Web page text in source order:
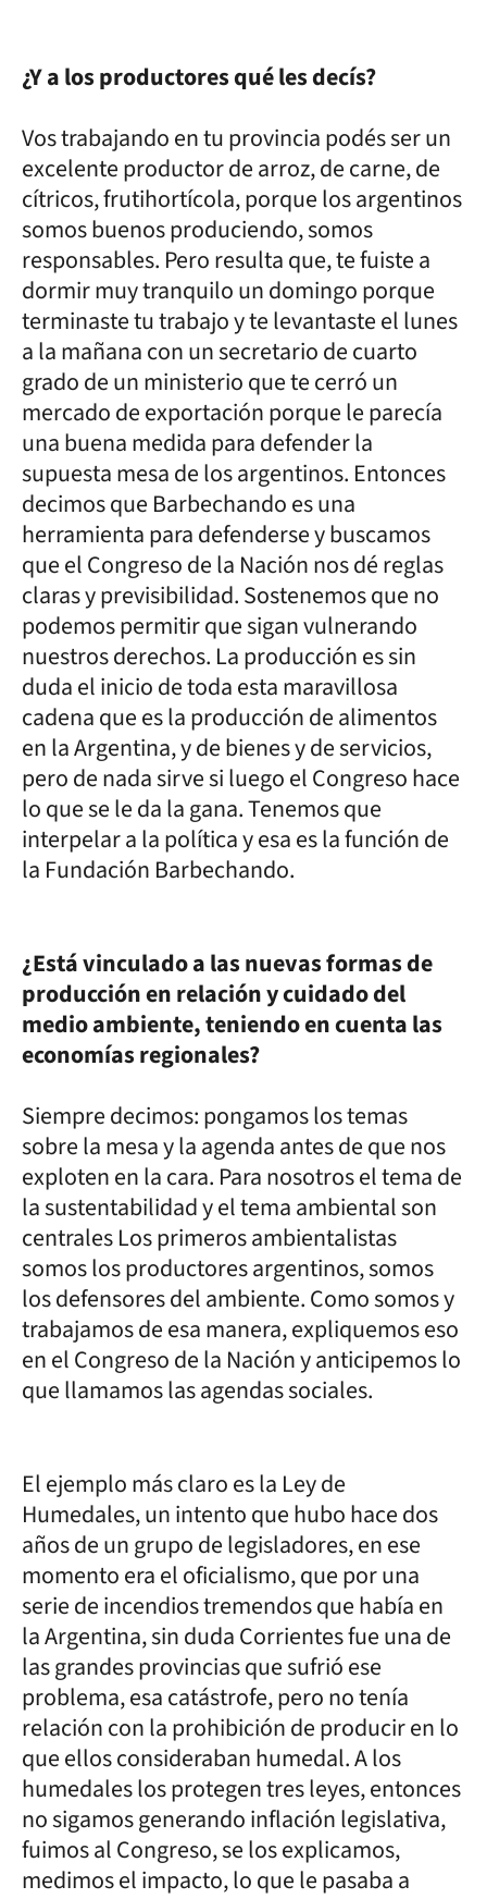
¿Y a los productores qué les decís?
Vos trabajando en tu provincia podés ser un
excelente productor de arroz, de carne, de
cítricos, frutihortícola, porque los argentinos
somos buenos produciendo, somos
responsables. Pero resulta que, te fuiste a
dormir muy tranquilo un domingo porque
terminaste tu trabajo y te levantaste el lunes
a la mañana con un secretario de cuarto
grado de un ministerio que te cerró un
mercado de exportación porque le parecía
una buena medida para defender la
supuesta mesa de los argentinos. Entonces
decimos que Barbechando es una
herramienta para defenderse y buscamos
que el Congreso de la Nación nos dé reglas
claras y previsibilidad. Sostenemos que no
podemos permitir que sigan vulnerando
nuestros derechos. La producción es sin
duda el inicio de toda esta maravillosa
cadena que es la producción de alimentos
en la Argentina, y de bienes y de servicios,
pero de nada sirve si luego el Congreso hace
lo que se le da la gana. Tenemos que
interpelar a la política y esa es la función de
la Fundación Barbechando.
¿Está vinculado a las nuevas formas de
producción en relación y cuidado del
medio ambiente, teniendo en cuenta las
economías regionales?
Siempre decimos: pongamos los temas
sobre la mesa y la agenda antes de que nos
exploten en la cara. Para nosotros el tema de
la sustentabilidad y el tema ambiental son
centrales Los primeros ambientalistas
somos los productores argentinos, somos
los defensores del ambiente. Como somos y
trabajamos de esa manera, expliquemos eso
en el Congreso de la Nación y anticipemos lo
que llamamos las agendas sociales.
El ejemplo más claro es la Ley de
Humedales, un intento que hubo hace dos
años de un grupo de legisladores, en ese
momento era el oficialismo, que por una
serie de incendios tremendos que había en
la Argentina, sin duda Corrientes fue una de
las grandes provincias que sufrió ese
problema, esa catástrofe, pero no tenía
relación con la prohibición de producir en lo
que ellos consideraban humedal. A los
humedales los protegen tres leyes, entonces
no sigamos generando inflación legislativa,
fuimos al Congreso, se los explicamos,
medimos el impacto, lo que le pasaba a